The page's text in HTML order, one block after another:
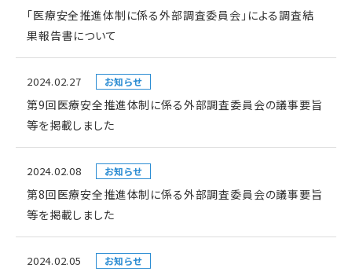
「医療安全推進体制に係る外部調査委員会」による調査結
果報告書について
2024.02.27 お知らせ
第9回医療安全推進体制に係る外部調査委員会の議事要旨
等を掲載しました
2024.02.08 お知らせ
第8回医療安全推進体制に係る外部調査委員会の議事要旨
等を掲載しました
2024.02.05 お知らせ